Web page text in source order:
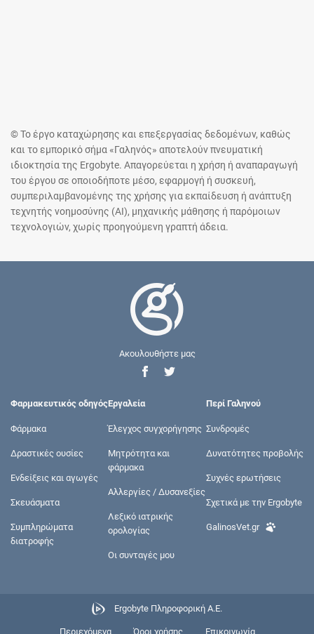
© Το έργο καταχώρησης και επεξεργασίας δεδομένων, καθώς
και το εμπορικό σήμα «Γαληνός» αποτελούν πνευματική
ιδιοκτησία της Ergobyte. Απαγορεύεται η χρήση ή αναπαραγωγή
του έργου σε οποιοδήποτε μέσο, εφαρμογή ή συσκευή,
συμπεριλαμβανομένης της χρήσης για εκπαίδευση ή ανάπτυξη
τεχνητής νοημοσύνης (AI), μηχανικής μάθησης ή παρόμοιων
τεχνολογιών, χωρίς προηγούμενη γραπτή άδεια.
Ακουλουθήστε μας
Φαρμακευτικός οδηγός
Φάρμακα
Δραστικές ουσίες
Ενδείξεις και αγωγές
Σκευάσματα
Συμπληρώματα
διατροφής
Εργαλεία
Έλεγχος συγχορήγησης
Μητρότητα και
φάρμακα
Αλλεργίες / Δυσανεξίες
Λεξικό ιατρικής
ορολογίας
Οι συνταγές μου
Περί Γαληνού
Συνδρομές
Δυνατότητες προβολής
Συχνές ερωτήσεις
Σχετικά με την Ergobyte
GalinosVet.gr
Ergobyte Πληροφορική Α.Ε.
Περιεχόμενα Όροι χρήσης Επικοινωνία